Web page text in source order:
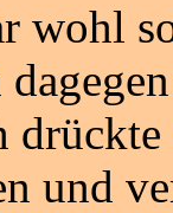
wohl
und